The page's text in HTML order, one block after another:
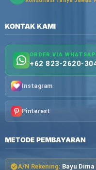
KONTAK KAMI
ORDER VIA
+62 823-2620-
Instagram
Pinterest
METODE PEMBAYARAN
A/N Rekening: Bayu Dima